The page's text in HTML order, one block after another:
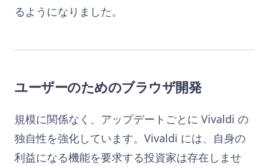
るようになりました。
ユーザーのためのブラウザ開発
規模に関係なく、アップデートごとに Vivaldi の
独自性を強化しています。Vivaldi には、自身の
利益になる機能を要求する投資家は存在しませ